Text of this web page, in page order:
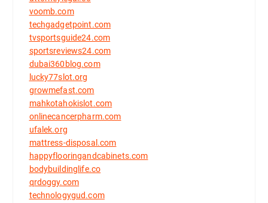
voomb.com
techgadgetpoint.com
tvsportsguide24.com
sportsreviews24.com
dubai360blog.com
lucky77slot.org
growmefast.com
mahkotahokislot.com
onlinecancerpharm.com
ufalek.org
mattress-disposal.com
happyflooringandcabinets.com
bodybuildinglife.co
qrdoggy.com
technologygud.com